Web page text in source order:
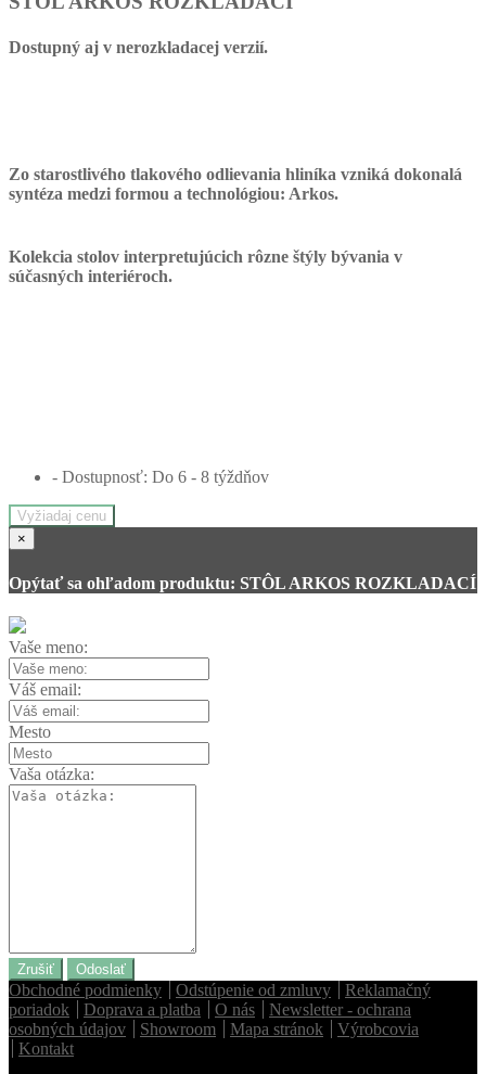
Dostupný aj v nerozkladacej verzií.
Zo starostlivého tlakového odlievania hliníka vzniká dokonalá
syntéza medzi formou a technológiou: Arkos.
Kolekcia stolov interpretujúcich rôzne štýly bývania v
súčasných interiéroch.
- Dostupnosť: Do 6 - 8 týždňov
Vyžiadaj cenu
×
Opýtať sa ohľadom produktu: STÔL ARKOS ROZKLADACÍ
Vaše meno:
Váš email:
Mesto
Vaša otázka:
Zrušiť Odoslať
Obchodné podmienky Odstúpenie od zmluvy
Reklamačný
poriadok
Doprava a platba O nás
Newsletter - ochrana
osobných údajov
Showroom Mapa stránok
Výrobcovia
Kontakt